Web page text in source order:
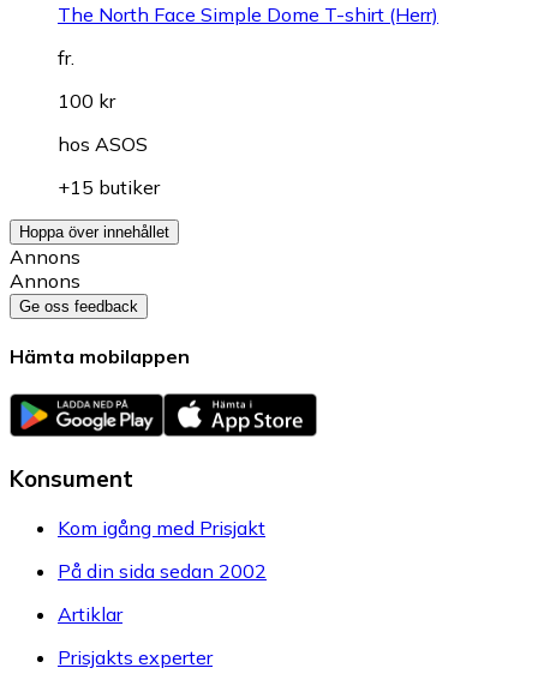
The North Face Simple Dome T-shirt (Herr)
fr.
100 kr
hos ASOS
+15 butiker
Hoppa över innehållet
Annons
Annons
Ge oss feedback
Hämta mobilappen
Konsument
Kom igång med Prisjakt
På din sida sedan 2002
Artiklar
Prisjakts experter